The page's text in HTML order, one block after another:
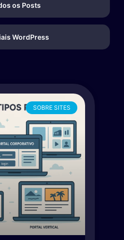
os Posts
WordPress
SOBRE SITES